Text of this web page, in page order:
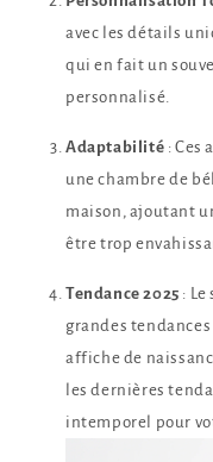
avec les détails
qui en fait un
personnalisé.
Adaptabilité : Ces
une chambre de
maison, ajoutant
être trop
Tendance 2025 :
grandes
affiche de
les dernières
intemporel pour